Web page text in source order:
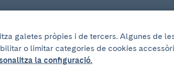
galetes pròpies i de tercers. Algunes de
o limitar categories de cookies
la configuració.